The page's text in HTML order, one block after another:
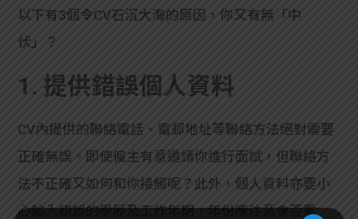
以下有3個令CV石沉大海的原因，你又有無「中
伏」？
1. 提供錯誤個人資料
CV內提供的聯絡電話、電郵地址等聯絡方法絕對需要
正確無誤。即使僱主有意邀請你進行面試，但聯絡方
法不正確又如何和你接觸呢？此外，個人資料亦要小
心輸入錯誤的學歷及工作年期，年份應注意會否重